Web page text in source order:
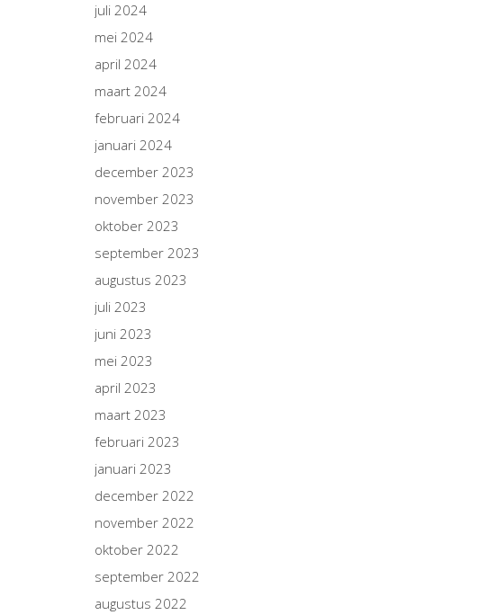
juli 2024
mei 2024
april 2024
maart 2024
februari 2024
januari 2024
december 2023
november 2023
oktober 2023
september 2023
augustus 2023
juli 2023
juni 2023
mei 2023
april 2023
maart 2023
februari 2023
januari 2023
december 2022
november 2022
oktober 2022
september 2022
augustus 2022